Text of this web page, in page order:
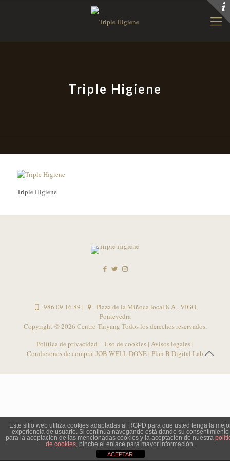
Triple Higiene
Triple Higiene
986 09 16 89 |
Plaza de la Miñoca local 8 A . VIGO,
Pontevedra
Copyright ©2026 Centro Taiyang Todos los derechos reservados.
Política de privacidad – Uso de cookies | Avisos legales |
Condiciones de compra| JOB WELL DONE | Plan B Digital Lab
Este sitio web utiliza cookies adaptadas al RGPD para que usted tenga la
experiencia de usuario. Si continúa navegando está dando su consentimiento
para la aceptación de las mencionadas cookies y la aceptación de nuestra
de cookies, pinche el enlace para mayor información.
ACEPTAR